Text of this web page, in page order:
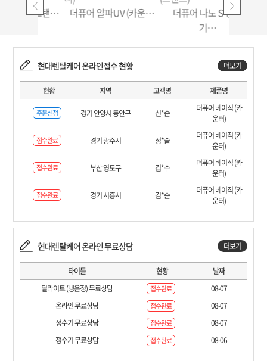
(스탠… 더퓨어 알파UV (카운…
더퓨어 나노 S 정수
현대렌탈케어 온라인접수 현황 더보기
현황 지역 고객명 제품명
주문신청 경기 안양시 동안구 신*순
더퓨어 베이직 (카
운터)
접수완료 경기 광주시 정*솔
더퓨어 베이직 (카
운터)
접수완료 부산 영도구 김*수
더퓨어 베이직 (카
운터)
접수완료 경기 시흥시 김*순
더퓨어 베이직 (카
운터)
현대렌탈케어 온라인 무료상담 더보기
타이틀 현황
날짜
딜라이트 (냉온정) 무료상담
접수완료
08-07
온라인 무료상담
접수완료
08-07
정수기 무료상담
접수완료
08-07
정수기 무료상담
접수완료 08-06